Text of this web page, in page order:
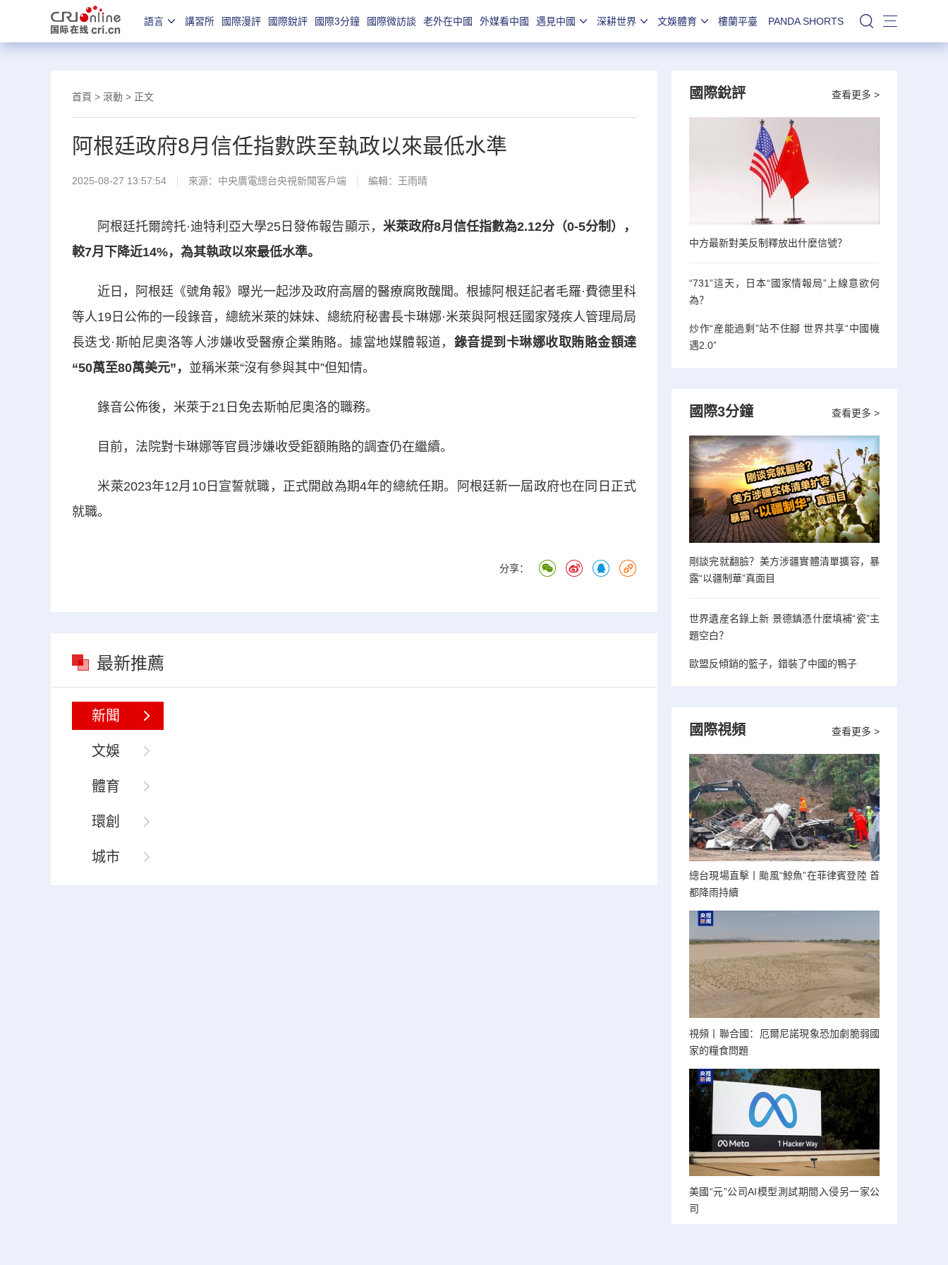
語言 講習所 國際漫評 國際銳評 國際3分鐘 國際微訪談 老外在中國 外媒看中國 遇見中國 深耕世界 文娛體育 樓蘭平臺 PANDA SHORTS 站內搜索
首頁 > 滾動 > 正文
阿根廷政府8月信任指數跌至執政以來最低水準
2025-08-27 13:57:54 來源： 中央廣電總台央視新聞客戶端 編輯：王雨晴
阿根廷托爾誇托·迪特利亞大學25日發佈報告顯示， 米萊政府8月信任指數為2.12分（0-5分制），
較7月下降近14%，為其執政以來最低水準。
近日，阿根廷《號角報》曝光一起涉及政府高層的醫療腐敗醜聞。根據阿根廷記者毛羅·費德里科
等人19日公佈的一段錄音，總統米萊的妹妹、總統府秘書長卡琳娜·米萊與阿根廷國家殘疾人管理局局
長迭戈·斯帕尼奧洛等人涉嫌收受醫療企業賄賂。據當地媒體報道， 錄音提到卡琳娜收取賄賂金額達
“50萬至80萬美元”， 並稱米萊“沒有參與其中”但知情。
錄音公佈後，米萊于21日免去斯帕尼奧洛的職務。
目前，法院對卡琳娜等官員涉嫌收受鉅額賄賂的調查仍在繼續。
米萊2023年12月10日宣誓就職，正式開啟為期4年的總統任期。阿根廷新一屆政府也在同日正式
就職。
分享：
最新推薦
新聞
文娛
體育
環創
城市
查看更多 >
國際銳評
中方最新對美反制釋放出什麼信號？
“731”這天，日本“國家情報局”上線意欲何
為？
炒作“産能過剩”站不住腳 世界共享“中國機
遇2.0”
查看更多 >
國際3分鐘
剛談完就翻臉？美方涉疆實體清單擴容，暴
露“以疆制華”真面目
世界遺産名錄上新 景德鎮憑什麼填補“瓷”主
題空白？
歐盟反傾銷的籃子，錯裝了中國的鴨子
查看更多 >
國際視頻
總台現場直擊丨颱風“鯨魚”在菲律賓登陸 首
都降雨持續
視頻丨聯合國：厄爾尼諾現象恐加劇脆弱國
家的糧食問題
美國“元”公司AI模型測試期間入侵另一家公
司